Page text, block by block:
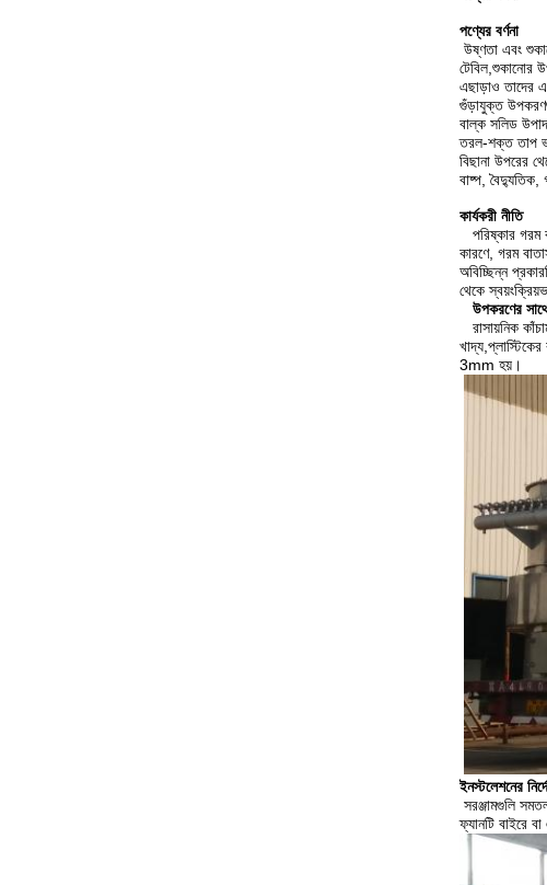
পণ্যের বর্ণনা
উষ্ণতা এবং
টেবিল,শুকানোর
এছাড়াও তাদের
গুঁড়াযুক্ত
বাল্ক সলিড
তরল-শক্ত তাপ
বিছানা উপরের
বাষ্প, বৈদ্যুতিক,
কার্যকরী নীতি
পরিষ্কার গরম
কারণে, গরম
অবিচ্ছিন্ন
থেকে
উপকরণের
রাসায়নিক
3mm হয়।
ইনস্টলেশনের
সরঞ্জামগুলি
ফ্যানটি বাইরে